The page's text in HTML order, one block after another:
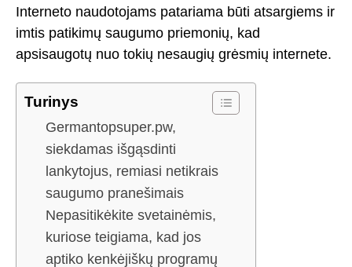
Interneto naudotojams patariama būti atsargiems ir
imtis patikimų saugumo priemonių, kad
apsisaugotų nuo tokių nesaugių grėsmių internete.
Turinys
Germantopsuper.pw,
siekdamas išgąsdinti
lankytojus, remiasi netikrais
saugumo pranešimais
Nepasitikėkite svetainėmis,
kuriose teigiama, kad jos
aptiko kenkėjiškų programų